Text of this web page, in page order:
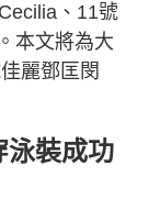
、11號
本文將為大
麗鄧匡閔
泳裝成功